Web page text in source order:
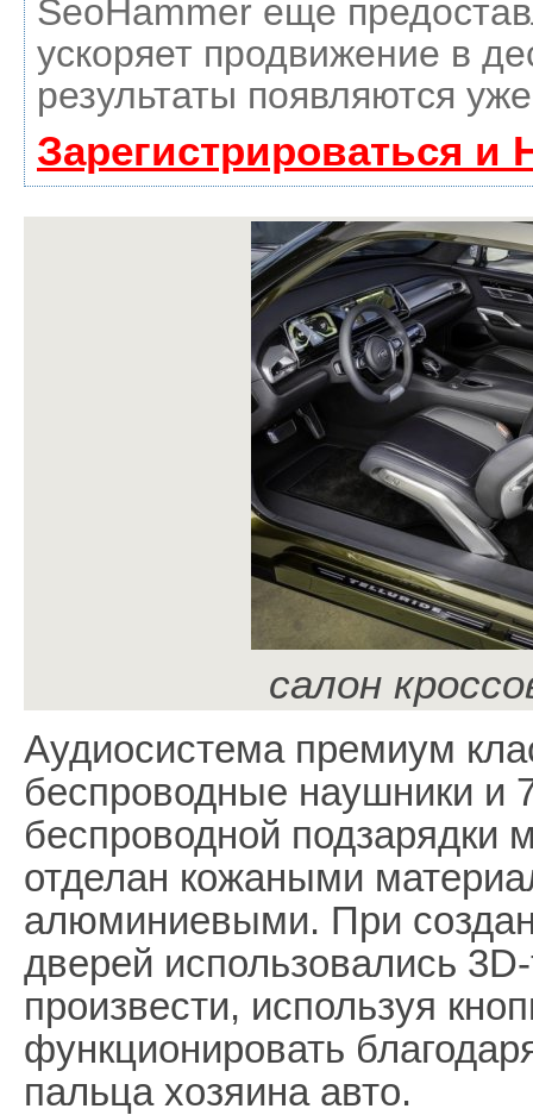
SeoHammer еще
ускоряет продвижение в
результаты появляются
Зарегистрироваться и
салон
Аудиосистема премиум
беспроводные наушники и
беспроводной подзарядки
отделан кожаными
алюминиевыми. При
дверей использовались
произвести, используя
функционировать
пальца хозяина авто.